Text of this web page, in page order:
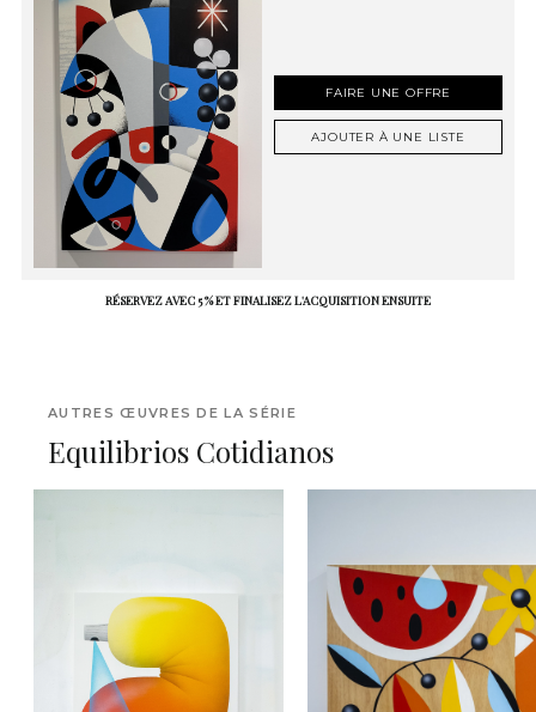
FAIRE UNE OFFRE
AJOUTER À UNE LISTE
RÉSERVEZ AVEC 5 % ET FINALISEZ L'ACQUISITION ENSUITE
AUTRES ŒUVRES DE LA SÉRIE
Equilibrios Cotidianos